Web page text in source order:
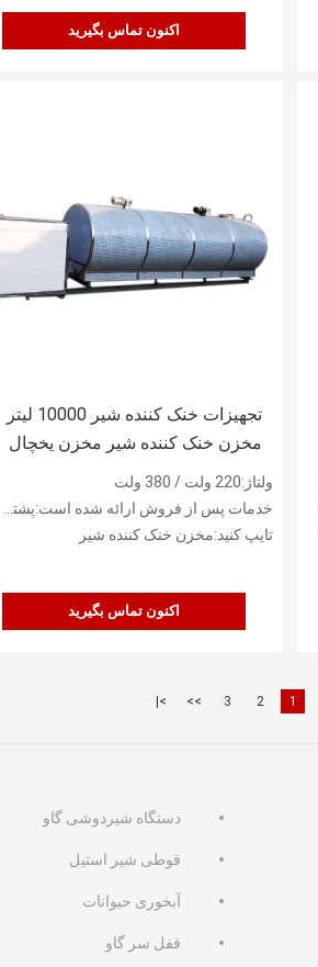
اکنون تماس بگیرید
تجهیزات خنک کننده شیر 10000 لیتر
مخزن خنک کننده شیر مخزن یخچال
دار
ولتاژ:220 ولت / 380 ولت
خدمات پس از فروش ارائه شده است:پشتیبانی آنلاین
تایپ کنید:مخزن خنک کننده شیر
اکنون تماس بگیرید
1
2
3
>>
>|
دستگاه شیردوشی گاو
قوطی شیر استیل
آبخوری حیوانات
قفل سر گاو